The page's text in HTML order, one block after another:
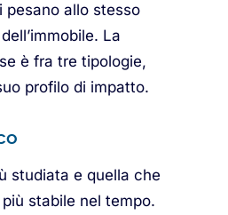
pesano allo stesso
La
è fra tre tipologie,
profilo di impatto.
studiata e quella che
stabile nel tempo.